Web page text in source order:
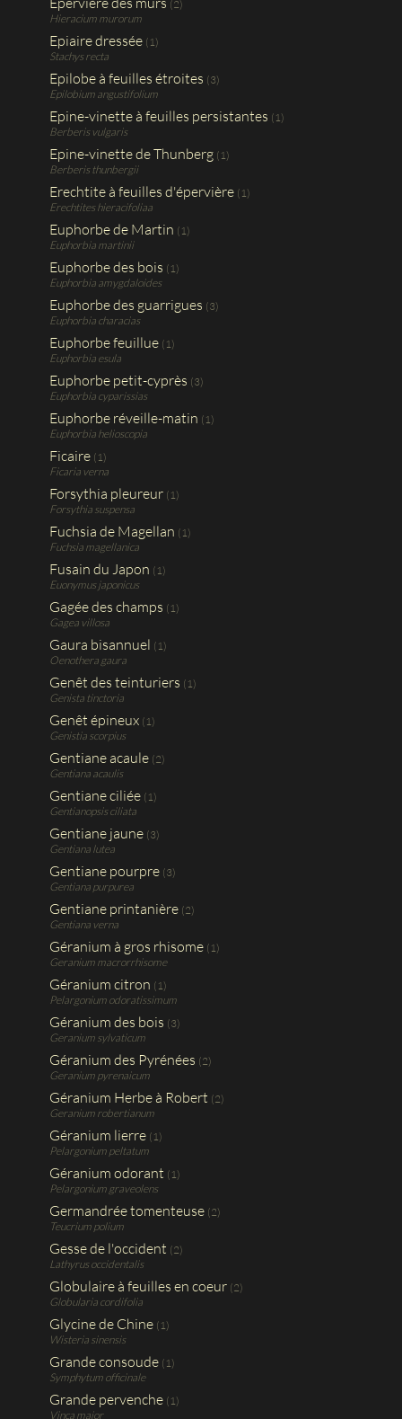
(2)
Hieracium murorum
Epiaire dressée (1)
Stachys recta
Epilobe à feuilles étroites (3)
Epilobium angustifolium
Epine-vinette à feuilles persistantes (1)
Berberis vulgaris
Epine-vinette de Thunberg (1)
Berberis thunbergii
Erechtite à feuilles d'épervière (1)
Erechtites hieracifoliaa
Euphorbe de Martin (1)
Euphorbia martinii
Euphorbe des bois (1)
Euphorbia amygdaloides
Euphorbe des guarrigues (3)
Euphorbia characias
Euphorbe feuillue (1)
Euphorbia esula
Euphorbe petit-cyprès (3)
Euphorbia cyparissias
Euphorbe réveille-matin (1)
Euphorbia helioscopia
Ficaire (1)
Ficaria verna
Forsythia pleureur (1)
Forsythia suspensa
Fuchsia de Magellan (1)
Fuchsia magellanica
Fusain du Japon (1)
Euonymus japonicus
Gagée des champs (1)
Gagea villosa
Gaura bisannuel (1)
Oenothera gaura
Genêt des teinturiers (1)
Genista tinctoria
Genêt épineux (1)
Genistia scorpius
Gentiane acaule (2)
Gentiana acaulis
Gentiane ciliée (1)
Gentianopsis ciliata
Gentiane jaune (3)
Gentiana lutea
Gentiane pourpre (3)
Gentiana purpurea
Gentiane printanière (2)
Gentiana verna
Géranium à gros rhisome (1)
Geranium macrorrhisome
Géranium citron (1)
Pelargonium odoratissimum
Géranium des bois (3)
Geranium sylvaticum
Géranium des Pyrénées (2)
Geranium pyrenaicum
Géranium Herbe à Robert (2)
Geranium robertianum
Géranium lierre (1)
Pelargonium peltatum
Géranium odorant (1)
Pelargonium graveolens
Germandrée tomenteuse (2)
Teucrium polium
Gesse de l'occident (2)
Lathyrus occidentalis
Globulaire à feuilles en coeur (2)
Globularia cordifolia
Glycine de Chine (1)
Wisteria sinensis
Grande consoude (1)
Symphytum officinale
Grande pervenche (1)
Vinca major